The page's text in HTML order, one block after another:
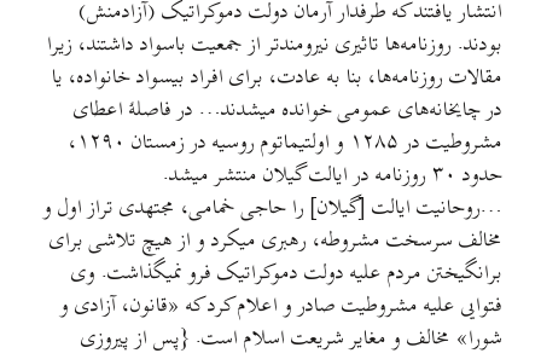
انتشار یافتند که طرفدار آرمان دولت دموکراتیک (آزادمنش)
بودند. روزنامه‌ها تاثیری نیرومندتر از جمعیت باسواد داشتند، زیرا
مقالات روزنامه‌ها، بنا به عادت، برای افراد بیسواد خانواده، یا
در چایخانه‌های عمومی خوانده میشدند… در فاصلهٔ اعطای
مشروطیت در ۱۲۸۵ و اولتیماتوم روسیه در زمستان ۱۲۹۰،
حدود ۳۰ روزنامه در ایالت گیلان منتشر میشد.
…روحانیت ایالت [گیلان] را حاجی خمامی، مجتهدی تراز اول و
مخالف سرسخت مشروطه، رهبری میکرد و از هیچ تلاشی برای
برانگیختن مردم علیه دولت دموکراتیک فرو نمیگذاشت. وی
فتوایی علیه مشروطیت صادر و اعلام کرد که «قانون، آزادی و
شورا» مخالف و مغایر شریعت اسلام است. {پس از پیروزی